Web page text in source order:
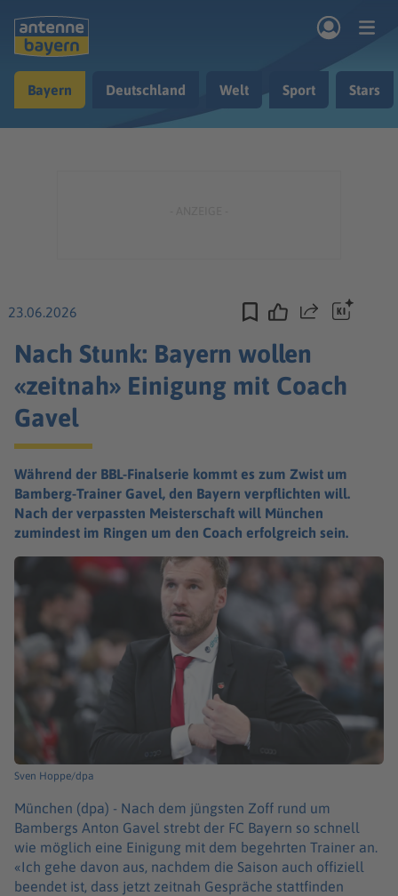
Musik & Radio
Bayern Deutschland Welt Sport Stars
23.06.2026 Teilen
Nach Stunk: Bayern wollen
«zeitnah» Einigung mit Coach
Gavel
Während der BBL-Finalserie kommt es zum Zwist um
Bamberg-Trainer Gavel, den Bayern verpflichten will.
Nach der verpassten Meisterschaft will München
zumindest im Ringen um den Coach erfolgreich sein.
Sven Hoppe/dpa
München (dpa) - Nach dem jüngsten Zoff rund um
Bambergs Anton Gavel strebt der FC Bayern so schnell
wie möglich eine Einigung mit dem begehrten Trainer an.
«Ich gehe davon aus, nachdem die Saison auch offiziell
beendet ist, dass jetzt zeitnah Gespräche stattfinden